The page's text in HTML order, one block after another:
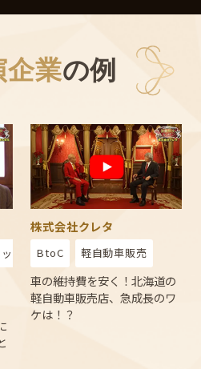
企業の例
株式会社クレタ
BtoC 軽自動車販売
車の維持費を安く！北海道の
軽自動車販売店、急成長のワ
ケは！？